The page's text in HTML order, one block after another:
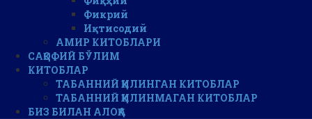
Фикрий
Иқтисодий
АМИР КИТОБЛАРИ
САҚОФИЙ БЎЛИМ
КИТОБЛАР
ТАБАННИЙ ҚИЛИНГАН КИТОБЛАР
ТАБАННИЙ ҚИЛИНМАГАН КИТОБЛАР
БИЗ БИЛАН АЛОҚА